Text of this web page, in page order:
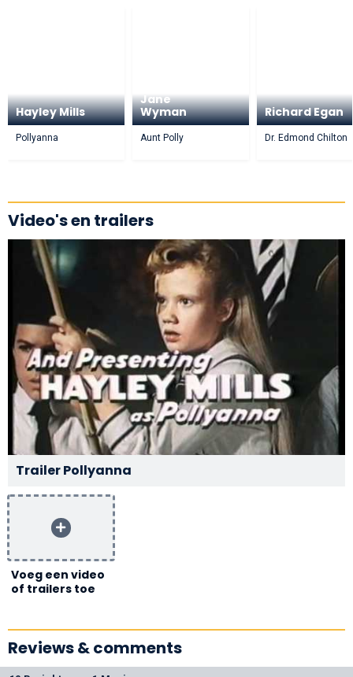
Hayley Mills
Pollyanna
Jane
Wyman
Aunt Polly
Richard Egan
Dr. Edmond Chilton
Video's en trailers
Trailer Pollyanna
Voeg een video
of trailers toe
Reviews & comments